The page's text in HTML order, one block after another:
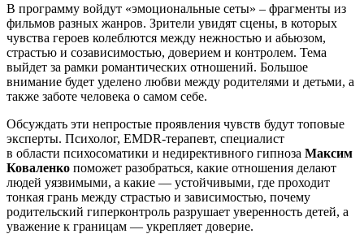
В программу войдут «эмоциональные сеты» – фрагменты из
фильмов разных жанров. Зрители увидят сцены, в которых
чувства героев колеблются между нежностью и абьюзом,
страстью и созависимостью, доверием и контролем. Тема
выйдет за рамки романтических отношений. Большое
внимание будет уделено любви между родителями и детьми, а
также заботе человека о самом себе.
Обсуждать эти непростые проявления чувств будут топовые
эксперты. Психолог, EMDR-терапевт, специалист
в области психосоматики и недирективного гипноза Максим
Коваленко поможет разобраться, какие отношения делают
людей уязвимыми, а какие — устойчивыми, где проходит
тонкая грань между страстью и зависимостью, почему
родительский гиперконтроль разрушает уверенность детей, а
уважение к границам — укрепляет доверие.